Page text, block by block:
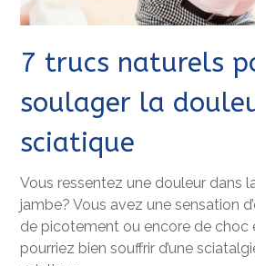
7 trucs naturels
soulager la
sciatique
Vous ressentez une douleur dans
jambe? Vous avez une sensation
de picotement ou encore de choc
pourriez bien souffrir d’une